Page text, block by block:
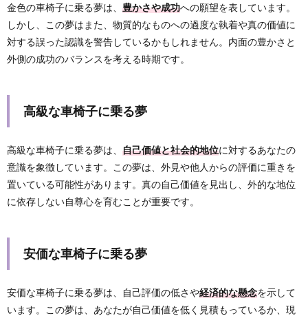
金色の車椅子に乗る夢は、 豊かさや成功への願望を表しています。
しかし、この夢はまた、物質的なものへの過度な執着や真の価値に
対する誤った認識を警告しているかもしれません。内面の豊かさと
外側の成功のバランスを考える時期です。
高級な車椅子に乗る夢
高級な車椅子に乗る夢は、 自己価値と社会的地位に対するあなたの
意識を象徴しています。この夢は、外見や他人からの評価に重きを
置いている可能性があります。真の自己価値を見出し、外的な地位
に依存しない自尊心を育むことが重要です。
安価な車椅子に乗る夢
安価な車椅子に乗る夢は、自己評価の低さや経済的な懸念を示して
います。この夢は、あなたが自己価値を低く見積もっているか、現